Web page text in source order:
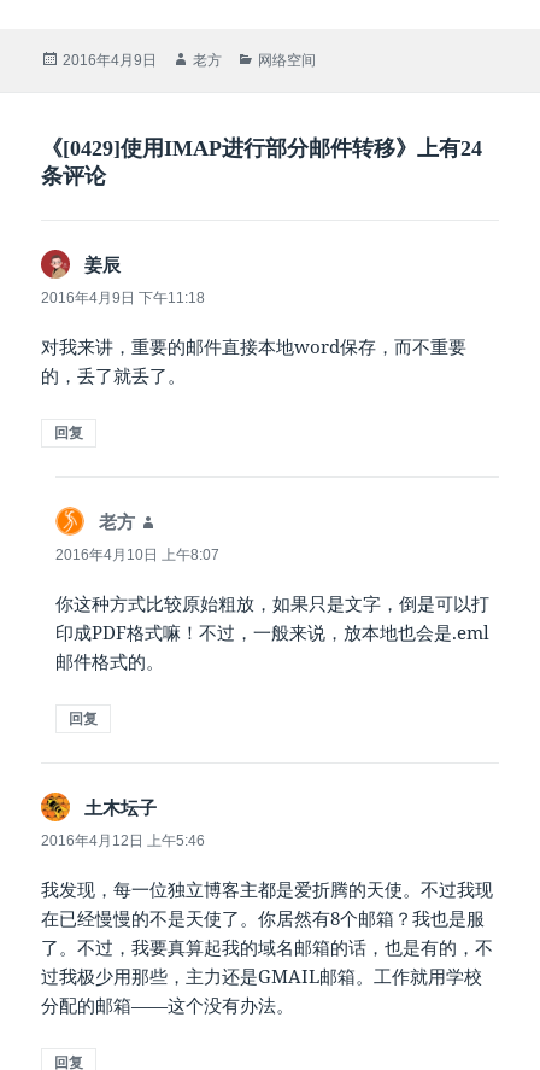
发
2016年4月9日
作
老方
分
网络空间
《[0429]使用IMAP进行部分邮件转移》上有24
条评论
姜辰
道：
2016年4月9日 下午11:18
对我来讲，重要的邮件直接本地word保存，而不重要
的，丢了就丢了。
回复
老方
道：
2016年4月10日 上午8:07
你这种方式比较原始粗放，如果只是文字，倒是可以打
印成PDF格式嘛！不过，一般来说，放本地也会是.eml
邮件格式的。
回复
土木坛子
道：
2016年4月12日 上午5:46
我发现，每一位独立博客主都是爱折腾的天使。不过我现
在已经慢慢的不是天使了。你居然有8个邮箱？我也是服
了。不过，我要真算起我的域名邮箱的话，也是有的，不
过我极少用那些，主力还是GMAIL邮箱。工作就用学校
分配的邮箱——这个没有办法。
回复